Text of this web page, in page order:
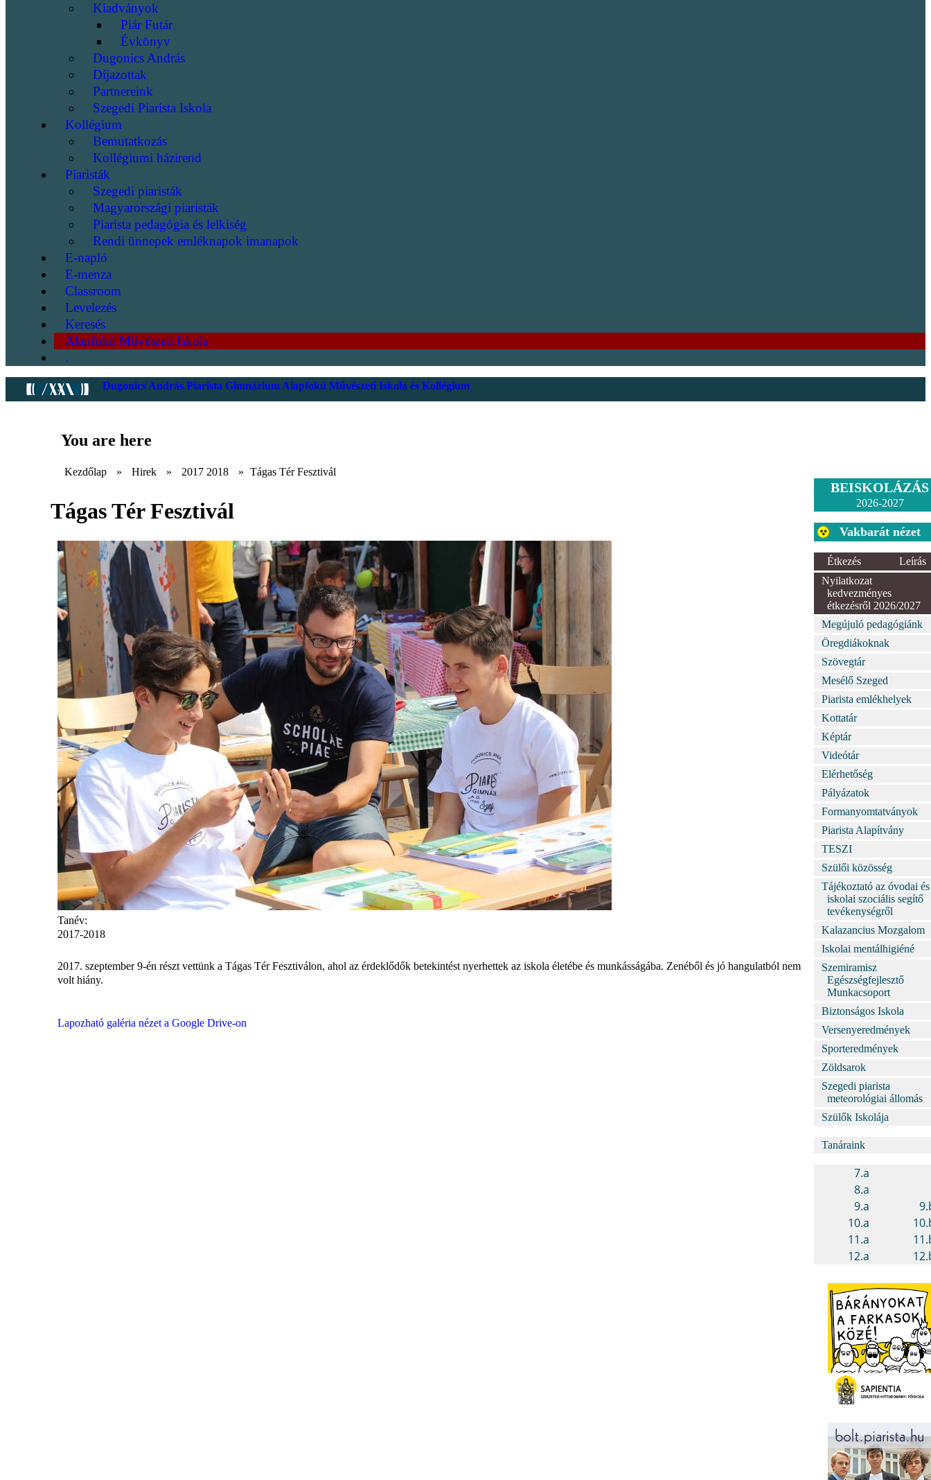
Kiadványok
Piár Futár
Évkönyv
Dugonics András
Díjazottak
Partnereink
Szegedi Piarista Iskola
Kollégium
Bemutatkozás
Kollégiumi házirend
Piaristák
Szegedi piaristák
Magyarországi piaristák
Piarista pedagógia és lelkiség
Rendi ünnepek emléknapok imanapok
E-napló
E-menza
Classroom
Levelezés
Keresés
Alapfokú Művészeti Iskola
.
Dugonics András Piarista Gimnázium Alapfokú Művészeti Iskola és Kollégium
You are here
Kezdőlap » Hirek » 2017 2018 » Tágas Tér Fesztivál
Tágas Tér Fesztivál
Tanév:
2017-2018
2017. szeptember 9-én részt vettünk a Tágas Tér Fesztiválon, ahol az érdeklődők betekintést nyerhettek az iskola életébe és munkásságába. Zenéből és jó hangulatból nem
volt hiány.
Lapozható galéria nézet a Google Drive-on
BEISKOLÁZÁS
2026-2027
Vakbarát nézet
Étkezés
Leírás
Nyilatkozat
kedvezményes
étkezésről 2026/2027
Megújuló pedagógiánk
Öregdiákoknak
Szövegtár
Mesélő Szeged
Piarista emlékhelyek
Kottatár
Képtár
Videótár
Elérhetőség
Pályázatok
Formanyomtatványok
Piarista Alapítvány
TESZI
Szülői közösség
Tájékoztató az óvodai és
iskolai szociális segítő
tevékenységről
Kalazancius Mozgalom
Iskolai mentálhigiéné
Szemiramisz
Egészségfejlesztő
Munkacsoport
Biztonságos Iskola
Versenyeredmények
Sporteredmények
Zöldsarok
Szegedi piarista
meteorológiai állomás
Szülők Iskolája
Tanáraink